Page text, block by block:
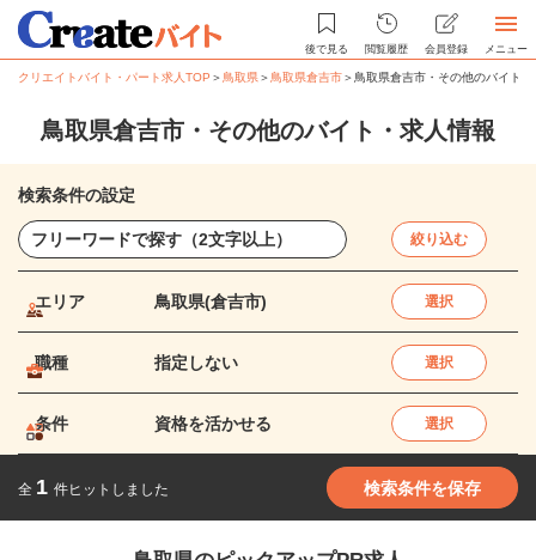
後で見る 閲覧履歴 会員登録 メニュー
クリエイトバイト・パート求人TOP ＞ 鳥取県＞ 鳥取県倉吉市＞ 鳥取県倉吉市・その他のバイト
鳥取県倉吉市・その他のバイト・求人情報
検索条件の設定
絞り込む
エリア 鳥取県(倉吉市) 選択
職種 指定しない 選択
条件 資格を活かせる 選択
全 1 件ヒットしました 検索条件を保存